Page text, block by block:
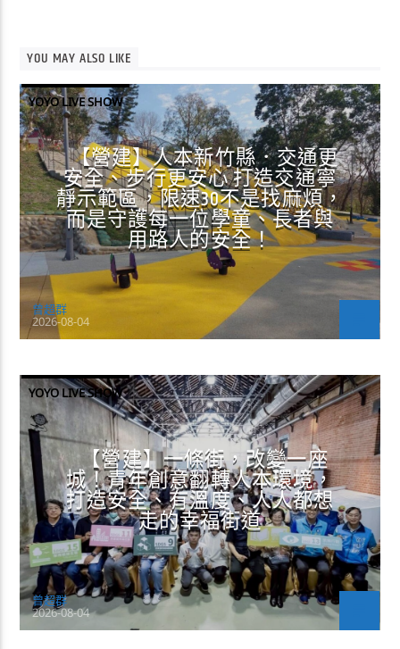
YOU MAY ALSO LIKE
YOYO LIVE SHOW
【營建】人本新竹縣．交通更
安全、步行更安心 打造交通寧
靜示範區，限速30不是找麻煩，
而是守護每一位學童、長者與
用路人的安全！
曾超群
2026-08-04
YOYO LIVE SHOW
【營建】一條街，改變一座
城！青年創意翻轉人本環境，
打造安全、有溫度、人人都想
走的幸福街道
曾超群
2026-08-04